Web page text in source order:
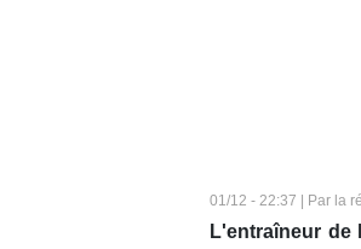
01/12 - 22:37 | Par la
L'entraîneur de